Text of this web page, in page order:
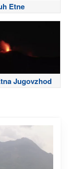
Etne
Jugovzhod